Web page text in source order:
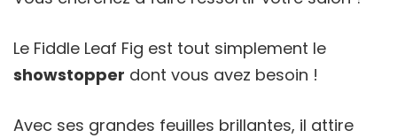
Le Fiddle Leaf Fig est tout simplement le
showstopper dont vous avez besoin !
Avec ses grandes feuilles brillantes, il attire